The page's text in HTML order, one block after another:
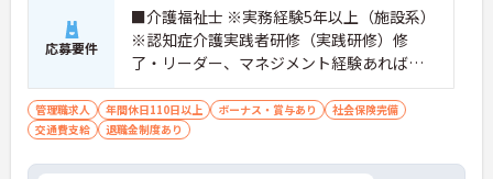
応募要件
■介護福祉士 ※実務経験5年以上（施設系）
※認知症介護実践者研修（実践研修）修
了・リーダー、マネジメント経験あれば尚
可
管理職求人 年間休日110日以上 ボーナス・賞与あり
社会保険完備
交通費支給
退職金制度あり